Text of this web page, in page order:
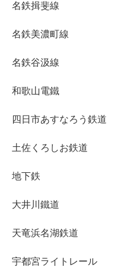
名鉄揖斐線
名鉄美濃町線
名鉄谷汲線
和歌山電鐵
四日市あすなろう鉄道
土佐くろしお鉄道
地下鉄
大井川鐵道
天竜浜名湖鉄道
宇都宮ライトレール